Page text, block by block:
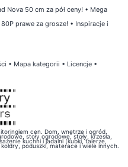
Nova 50 cm za pół ceny! • Mega
prawe za grosze! • Inspiracje i
• Mapa kategorii • Licencje •
cen. Dom, wnętrze i ogród.
stoły ogrodowe, stoły, krzesła,
kuchni i jadalni (kubki, talerze,
poduszki, materace i wiele innych.